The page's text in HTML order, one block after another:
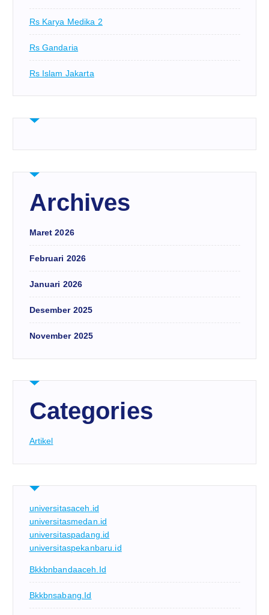
Rs Karya Medika 2
Rs Gandaria
Rs Islam Jakarta
Archives
Maret 2026
Februari 2026
Januari 2026
Desember 2025
November 2025
Categories
Artikel
universitasaceh.id
universitasmedan.id
universitaspadang.id
universitaspekanbaru.id
Bkkbnbandaaceh.id
Bkkbnsabang.id